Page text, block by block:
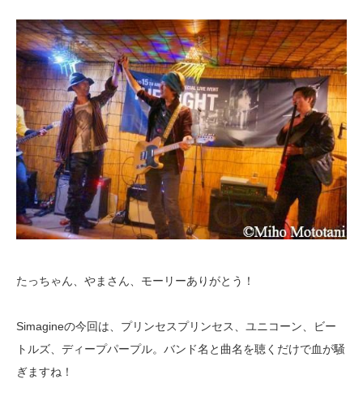
たっちゃん、やまさん、モーリーありがとう！
Simagineの今回は、プリンセスプリンセス、ユニコーン、ビー
トルズ、ディープパープル。バンド名と曲名を聴くだけで血が騒
ぎますね！